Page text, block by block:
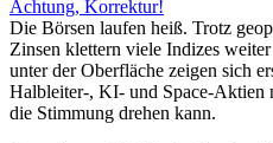
Achtung, Korrektur!
Die Börsen laufen heiß. Trotz
Zinsen klettern viele Indizes
unter der Oberfläche zeigen sich
Halbleiter-, KI- und Space-Aktien
die Stimmung drehen kann.